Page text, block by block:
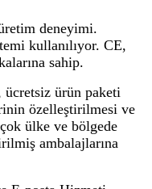
deneyimi.
kullanılıyor. CE,
sahip.
ürün paketi
özelleştirilmesi ve
ülke ve bölgede
ambalajlarına